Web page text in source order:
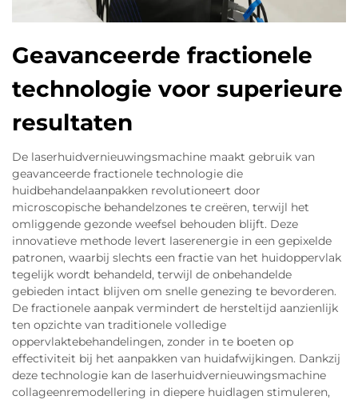
Geavanceerde fractionele
technologie voor superieure
resultaten
De laserhuidvernieuwingsmachine maakt gebruik van
geavanceerde fractionele technologie die
huidbehandelaanpakken revolutioneert door
microscopische behandelzones te creëren, terwijl het
omliggende gezonde weefsel behouden blijft. Deze
innovatieve methode levert laserenergie in een gepixelde
patronen, waarbij slechts een fractie van het huidoppervlak
tegelijk wordt behandeld, terwijl de onbehandelde
gebieden intact blijven om snelle genezing te bevorderen.
De fractionele aanpak vermindert de hersteltijd aanzienlijk
ten opzichte van traditionele volledige
oppervlaktebehandelingen, zonder in te boeten op
effectiviteit bij het aanpakken van huidafwijkingen. Dankzij
deze technologie kan de laserhuidvernieuwingsmachine
collageenremodellering in diepere huidlagen stimuleren,